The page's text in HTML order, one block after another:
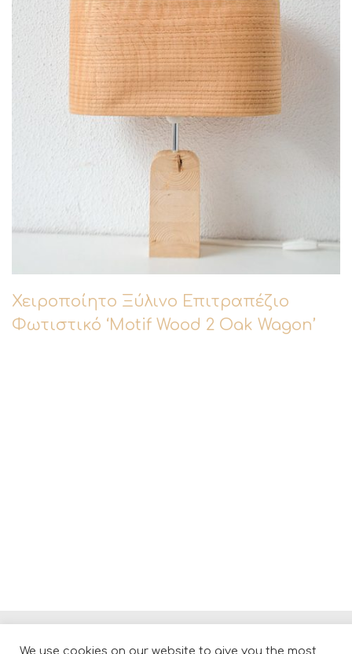
Χειροποίητο Ξύλινο Επιτραπέζιο
Φωτιστικό ‘Motif Wood 2 Oak Wagon’
We use cookies on our website to give you the most